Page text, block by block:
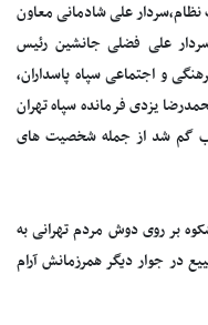
علی شادمانی معاون
سردار علی فضلی جانشین رئیس
و اجتماعی سپاه پاسداران،
یزدی فرمانده سپاه تهران
گم شد از جمله شخصیت های
بر روی دوش مردم تهرانی به
در جوار دیگر همرزمانش آرام